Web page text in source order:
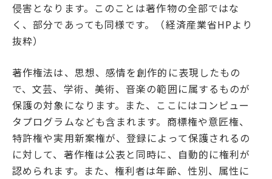
侵害となります。このことは著作物の全部ではな
く、部分であっても同様です。（経済産業省HPより
抜粋）
著作権法は、思想、感情を創作的に表現したもの
で、文芸、学術、美術、音楽の範囲に属するものが
保護の対象になります。また、ここにはコンピュー
タプログラムなども含まれます。商標権や意匠権、
特許権や実用新案権が、登録によって保護されるの
に対して、著作権は公表と同時に、自動的に権利が
認められます。また、権利者は年齢、性別、属性に